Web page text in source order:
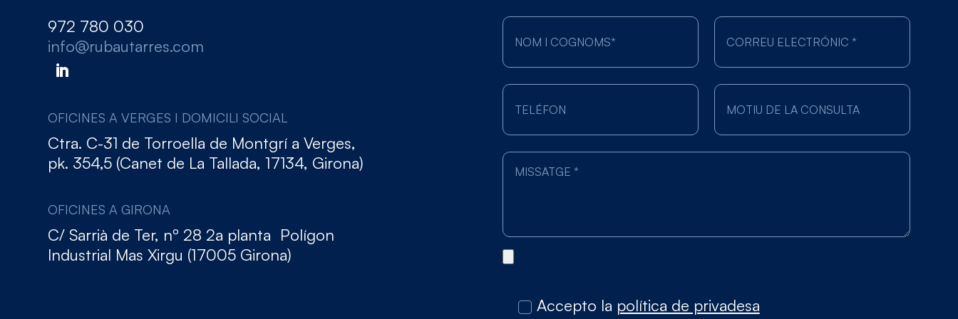
972 780 030
info@rubautarres.com
OFICINES A VERGES I DOMICILI SOCIAL
Ctra. C-31 de Torroella de Montgrí a Verges,
pk. 354,5 (Canet de La Tallada, 17134, Girona)
OFICINES A GIRONA
C/ Sarrià de Ter, nº 28 2a planta Polígon
Industrial Mas Xirgu (17005 Girona)
Accepto la política de privadesa